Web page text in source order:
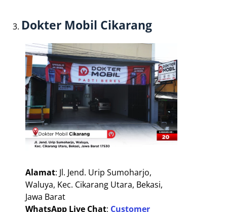
Dokter Mobil Cikarang
Alamat: Jl. Jend. Urip Sumoharjo,
Waluya, Kec. Cikarang Utara, Bekasi,
Jawa Barat
WhatsApp Live Chat: Customer